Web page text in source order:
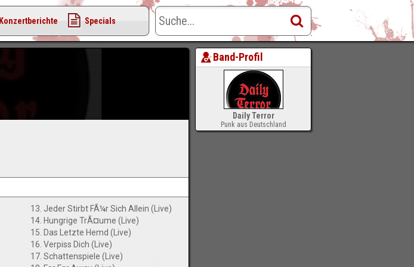
13. Jeder Stirbt FÃ¼r Sich Allein (Live)
14. Hungrige TrÃ¤ume (Live)
15. Das Letzte Hemd (Live)
16. Verpiss Dich (Live)
17. Schattenspiele (Live)
Band-Profil
Daily Terror
Punk aus Deutschland
Konzertberichte Specials